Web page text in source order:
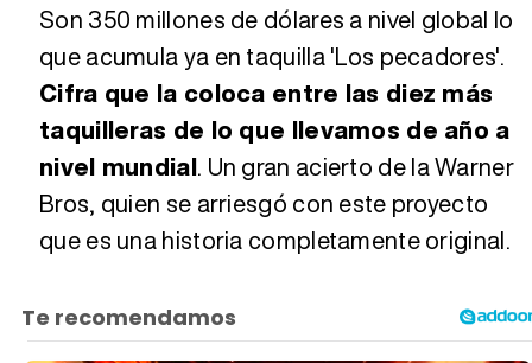
Son 350 millones de dólares a nivel global lo
que acumula ya en taquilla 'Los pecadores'.
Cifra que la coloca entre las diez más
taquilleras de lo que llevamos de año a
nivel mundial. Un gran acierto de la Warner
Bros, quien se arriesgó con este proyecto
que es una historia completamente original.